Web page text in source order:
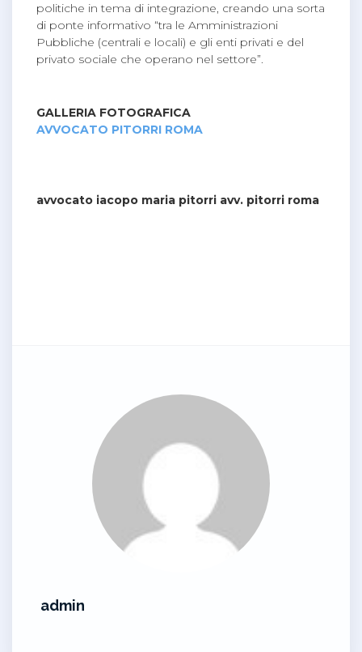
politiche in tema di integrazione, creando una sorta
di ponte informativo “tra le Amministrazioni
Pubbliche (centrali e locali) e gli enti privati e del
privato sociale che operano nel settore”.
GALLERIA FOTOGRAFICA
AVVOCATO PITORRI ROMA
avvocato iacopo maria pitorri avv. pitorri roma
admin